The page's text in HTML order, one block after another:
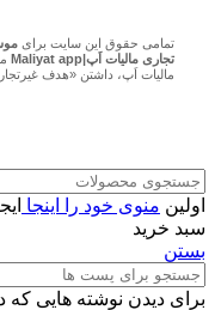
تمامی حقوق این سایت برای
تجاری مالیات اَپ|Maliyat app
مالیات اَپ، داشتن «هدف
اولین منوی خود را اینجا
سبد خرید
بستن
برای دیدن نوشته هایی که